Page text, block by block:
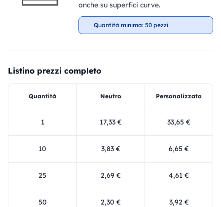
anche su superfici curve.
Quantità minima: 50 pezzi
Listino prezzi completo
Quantità Neutro Personalizzato
1 17,33 € 33,65 €
10 3,83 € 6,65 €
25 2,69 € 4,61 €
50 2,30 € 3,92 €